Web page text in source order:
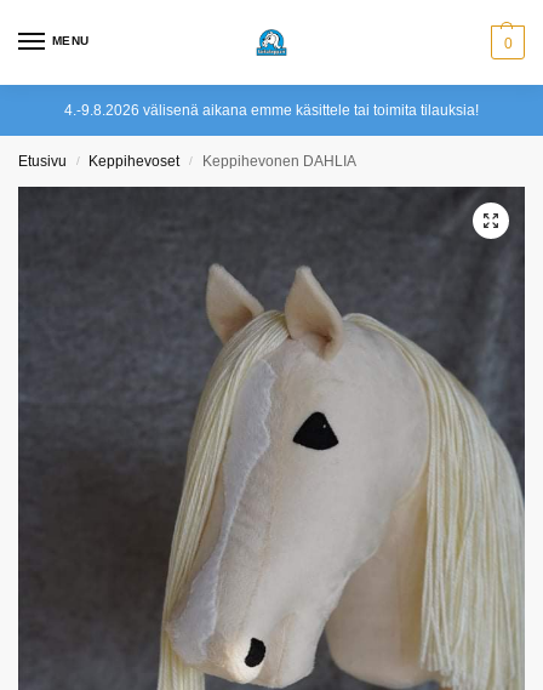
MENU 0
4.-9.8.2026 välisenä aikana emme käsittele tai toimita tilauksia!
Etusivu / Keppihevoset / Keppihevonen DAHLIA